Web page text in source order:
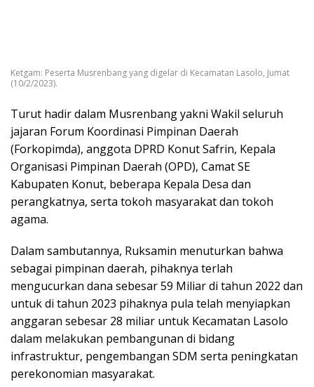
Ketgam: Peserta Musrenbang yang digelar di Kecamatan Lasolo, Jumat
(10/2/2023).
Turut hadir dalam Musrenbang yakni Wakil seluruh
jajaran Forum Koordinasi Pimpinan Daerah
(Forkopimda), anggota DPRD Konut Safrin, Kepala
Organisasi Pimpinan Daerah (OPD), Camat SE
Kabupaten Konut, beberapa Kepala Desa dan
perangkatnya, serta tokoh masyarakat dan tokoh
agama.
Dalam sambutannya, Ruksamin menuturkan bahwa
sebagai pimpinan daerah, pihaknya terlah
mengucurkan dana sebesar 59 Miliar di tahun 2022 dan
untuk di tahun 2023 pihaknya pula telah menyiapkan
anggaran sebesar 28 miliar untuk Kecamatan Lasolo
dalam melakukan pembangunan di bidang
infrastruktur, pengembangan SDM serta peningkatan
perekonomian masyarakat.